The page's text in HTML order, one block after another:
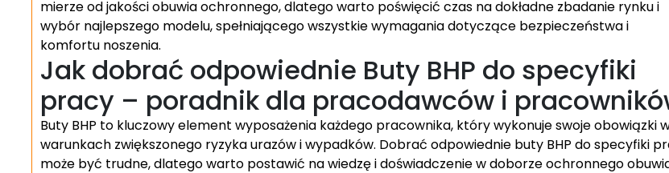
mierze od jakości obuwia ochronnego, dlatego warto poświęcić czas na dokładne zbadanie rynku i
wybór najlepszego modelu, spełniającego wszystkie wymagania dotyczące bezpieczeństwa i
komfortu noszenia.
Jak dobrać odpowiednie Buty BHP do specyfiki
pracy – poradnik dla pracodawców i
Buty BHP to kluczowy element wyposażenia każdego pracownika, który wykonuje swoje obowiązki
warunkach zwiększonego ryzyka urazów i wypadków. Dobrać odpowiednie buty BHP do specyfiki
może być trudne, dlatego warto postawić na wiedzę i doświadczenie w doborze ochronnego